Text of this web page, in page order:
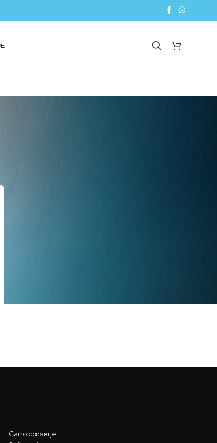
18 24
Carro conserje